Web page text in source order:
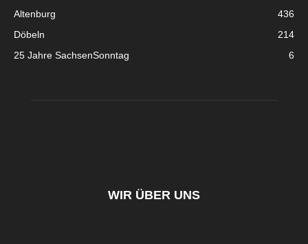
Altenburg
436
Döbeln
214
25 Jahre SachsenSonntag
6
WIR ÜBER UNS